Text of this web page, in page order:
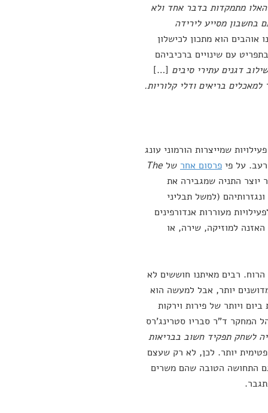
מתמקדות בדבר אחד ולא
בחשבון מסייע לירידה
הוא מתכון לכישלון
עם שינויים ברכיביהם
דגנים עתירי סיבים […]
בריאים ודלי קלוריות.
שמייצרות הורמוני עונג
על פי פרסום אחר של The
יוצר התניה שמגבירה את
(למשל תבליני
מעוררות אנדורפינים
האזנה למוזיקה, שירה, או
רבים מאיתנו חוששים לא
יותר, אבל למעשה הוא
פרסום המכון, מחקר משנת 2014 מצא כי אכילה של 5 מנות ביום ויותר של פירות וירקות
המחקר ד"ר סבריו סטרינג'רס
לשחק תפקיד חשוב בבריאות
יותר. לכן, לא רק שעצם
גם התחושה הטובה שהם משרים